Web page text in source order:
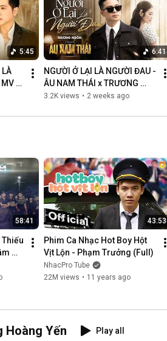
5:45
LÀ
MV
6:41
NGƯỜI Ở LẠI LÀ NGƯỜI ĐAU -
ÂU NAM THÁI x TRƯƠNG
NGÔN | MV OFFICIAL
3.2K views • 2 weeks ago
58:41
Thiếu
43:53
Phim Ca Nhạc Hot Boy Hột
Vịt Lộn - Phạm Trưởng (Full)
NhacPro Tube
22M views • 11 years ago
Hoàng Yến Play all